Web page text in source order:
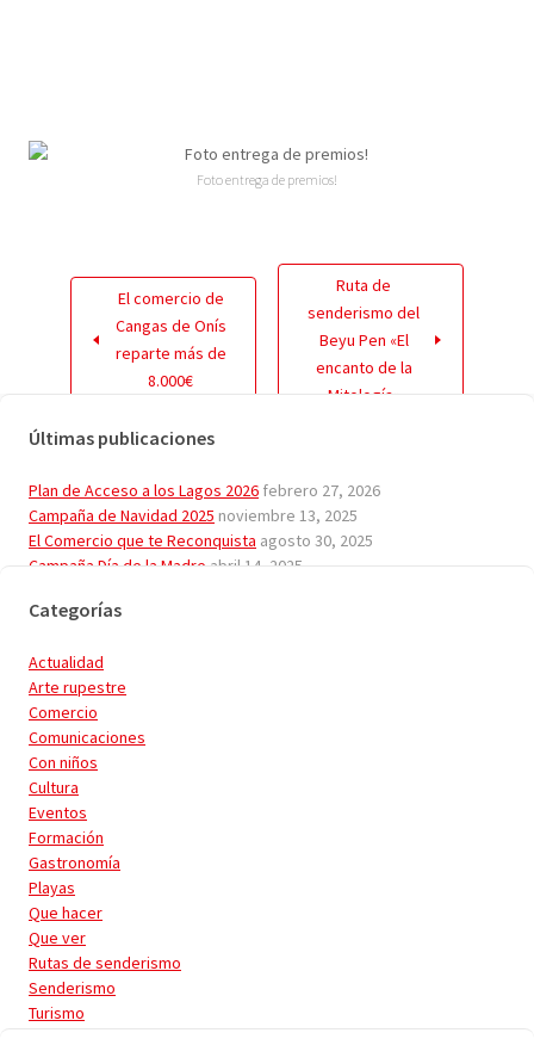
Foto entrega de premios!
El comercio de
Cangas de Onís
reparte más de
8.000€
Ruta de
senderismo del
Beyu Pen «El
encanto de la
Mitología»
Últimas publicaciones
Plan de Acceso a los Lagos 2026 febrero 27, 2026
Campaña de Navidad 2025 noviembre 13, 2025
El Comercio que te Reconquista agosto 30, 2025
Campaña Día de la Madre abril 14, 2025
Categorías
Actualidad
Arte rupestre
Comercio
Comunicaciones
Con niños
Cultura
Eventos
Formación
Gastronomía
Playas
Que hacer
Que ver
Rutas de senderismo
Senderismo
Turismo